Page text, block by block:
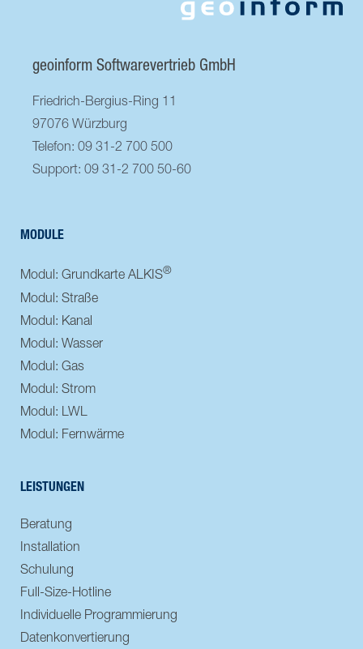
geoinform Softwarevertrieb GmbH
Friedrich-Bergius-Ring 11
97076 Würzburg
Telefon: 09 31-2 700 500
Support: 09 31-2 700 50-60
MODULE
Modul: Grundkarte ALKIS®
Modul: Straße
Modul: Kanal
Modul: Wasser
Modul: Gas
Modul: Strom
Modul: LWL
Modul: Fernwärme
LEISTUNGEN
Beratung
Installation
Schulung
Full-Size-Hotline
Individuelle Programmierung
Datenkonvertierung